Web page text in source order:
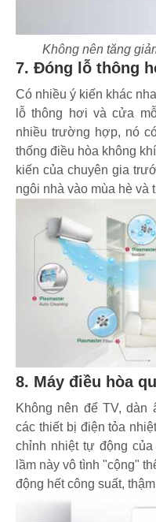
Không nên tăng
7. Đóng lỗ thông
Có nhiều ý kiến khác
lỗ thông hơi và cửa
nhiều trường hợp, nó
thống điều hòa không
kiến của chuyên gia
ngôi nhà vào mùa hè và
8. Máy điều hòa
Không nên để TV, dàn
các thiết bị điện tỏa
chỉnh nhiệt tự động
lầm này vô tình "cộng"
động hết công suất,